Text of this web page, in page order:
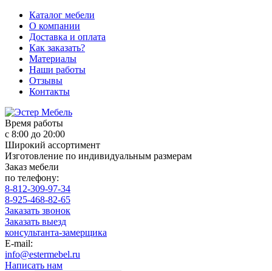
Каталог мебели
О компании
Доставка и оплата
Как заказать?
Материалы
Наши работы
Отзывы
Контакты
Время работы
с 8:00 до 20:00
Широкий ассортимент
Изготовление по индивидуальным размерам
Заказ мебели
по телефону:
8-812-309-97-34
8-925-468-82-65
Заказать звонок
Заказать выезд
консультанта-замерщика
E-mail:
info@estermebel.ru
Написать нам